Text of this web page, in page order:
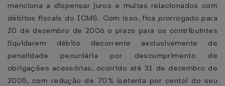
menciona a dispensar juros e multas relacionados com
débitos fiscais do ICMS. Com isso, fica prorrogado para
20 de dezembro de 2006 o prazo para os contribuintes
liquidarem débito decorrente exclusivamente de
penalidade pecuniária por descumprimento de
obrigações acessórias, ocorrido até 31 de dezembro de
2005, com redução de 70% (setenta por cento) do seu